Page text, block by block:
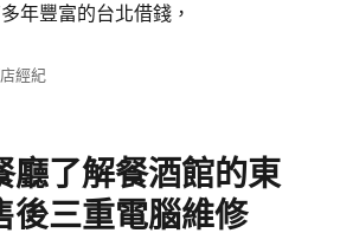
年豐富的台北借錢，
經紀
廳了解餐酒館的東
後三重電腦維修